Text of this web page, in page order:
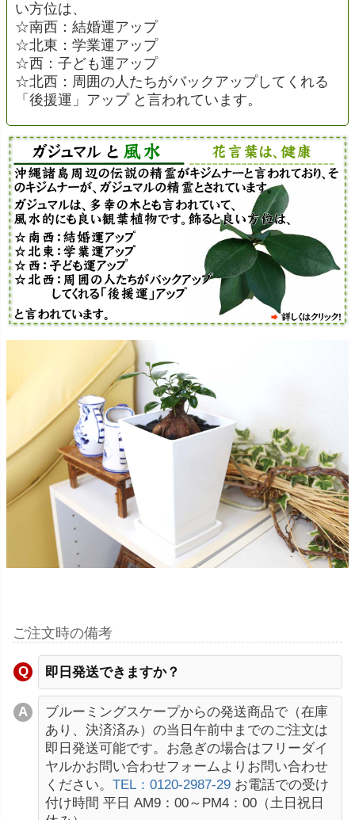
い方位は、
☆南西：結婚運アップ
☆北東：学業運アップ
☆西：子ども運アップ
☆北西：周囲の人たちがバックアップしてくれる
「後援運」アップ と言われています。
ご注文時の備考
即日発送できますか？
ブルーミングスケープからの発送商品で（在庫
あり、決済済み）の当日午前中までのご注文は
即日発送可能です。お急ぎの場合はフリーダイ
ヤルかお問い合わせフォームよりお問い合わせ
ください。 TEL：0120-2987-29 お電話での受け
付け時間 平日 AM9：00～PM4：00（土日祝日